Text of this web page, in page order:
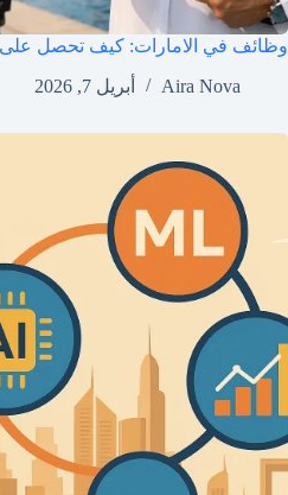
وظائف في الامارات: كيف تحصل
Aira Nova
أبريل 7, 2026